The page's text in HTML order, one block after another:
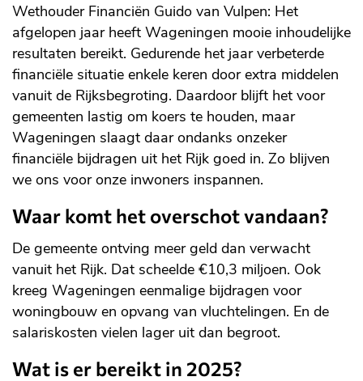
Wethouder Financiën Guido van Vulpen: Het
afgelopen jaar heeft Wageningen mooie inhoudelijke
resultaten bereikt. Gedurende het jaar verbeterde
financiële situatie enkele keren door extra middelen
vanuit de Rijksbegroting. Daardoor blijft het voor
gemeenten lastig om koers te houden, maar
Wageningen slaagt daar ondanks onzeker
financiële bijdragen uit het Rijk goed in. Zo blijven
we ons voor onze inwoners inspannen.
Waar komt het overschot vandaan?
De gemeente ontving meer geld dan verwacht
vanuit het Rijk. Dat scheelde €10,3 miljoen. Ook
kreeg Wageningen eenmalige bijdragen voor
woningbouw en opvang van vluchtelingen. En de
salariskosten vielen lager uit dan begroot.
Wat is er bereikt in 2025?